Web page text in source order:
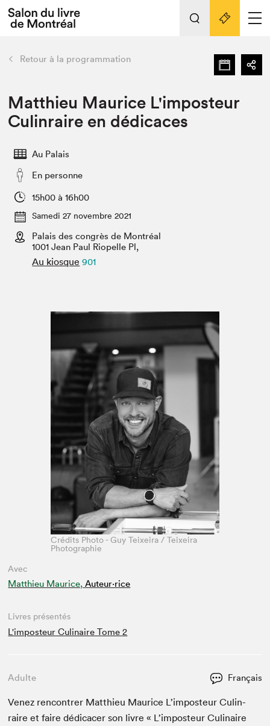
Espace médias
Espace exposant⋅e⋅s
Tout sur l'édition 2022
Actualités
Club de lecture Braindate
retour Nos activités
Édition 2022
Planifier sa visite
Nous connaître
Projets partenaires 2022
Archives
Liens pratiques
Retour à la programmation
Matthieu Maurice L'imposteur
Culinraire en dédicaces
Au Palais
En personne
15h00 à 16h00
Samedi 27 novembre 2021
Palais des congrès de Montréal
1001 Jean Paul Riopelle Pl,
Au kiosque 901
Avec
Matthieu Maurice, Auteur·rice
Crédits Photo - Guy Teixeira / Teixeira
Photographie
Livres présentés
L'imposteur Culinaire Tome 2
Adulte Français
Venez ren­con­tr­er Matthieu Mau­rice L’im­pos­teur Culin­
raire et faire dédi­cac­er son livre « L’im­pos­teur Culi­naire